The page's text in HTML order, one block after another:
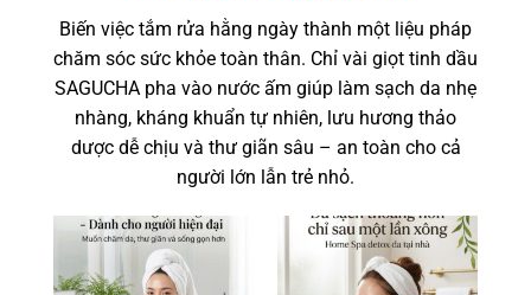
Biến việc tắm rửa hằng ngày thành một liệu pháp
chăm sóc sức khỏe toàn thân. Chỉ vài giọt tinh dầu
SAGUCHA pha vào nước ấm giúp làm sạch da nhẹ
nhàng, kháng khuẩn tự nhiên, lưu hương thảo
dược dễ chịu và thư giãn sâu – an toàn cho cả
người lớn lẫn trẻ nhỏ.